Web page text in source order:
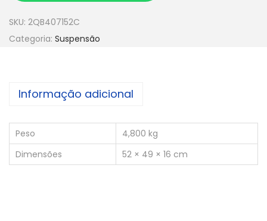
SKU: 2QB407152C
Categoria: Suspensão
Informação adicional
Peso
4,800 kg
Dimensões
52 × 49 × 16 cm